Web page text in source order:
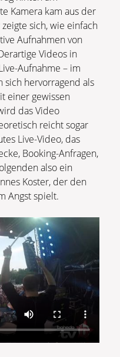
Kamera kam aus der
sich, wie einfach
Aufnahmen von
Videos in
Aufnahme – im
sich hervorragend als
einer gewissen
das Video
reicht sogar
Live-Video, das
Booking-Anfragen,
also ein
Koster, der den
Angst spielt.